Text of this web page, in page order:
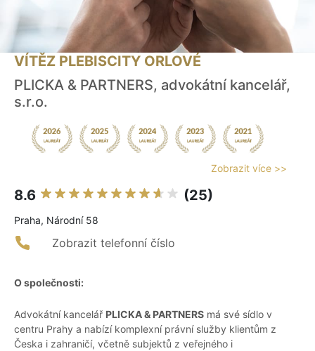
VÍTĚZ PLEBISCITY ORLOVÉ
PLICKA & PARTNERS, advokátní kancelář,
s.r.o.
Zobrazit více >>
8.6 (25)
Praha, Národní 58
Zobrazit telefonní číslo
O společnosti:
Advokátní kancelář PLICKA & PARTNERS má své sídlo v
centru Prahy a nabízí komplexní právní služby klientům z
Česka i zahraničí, včetně subjektů z veřejného i